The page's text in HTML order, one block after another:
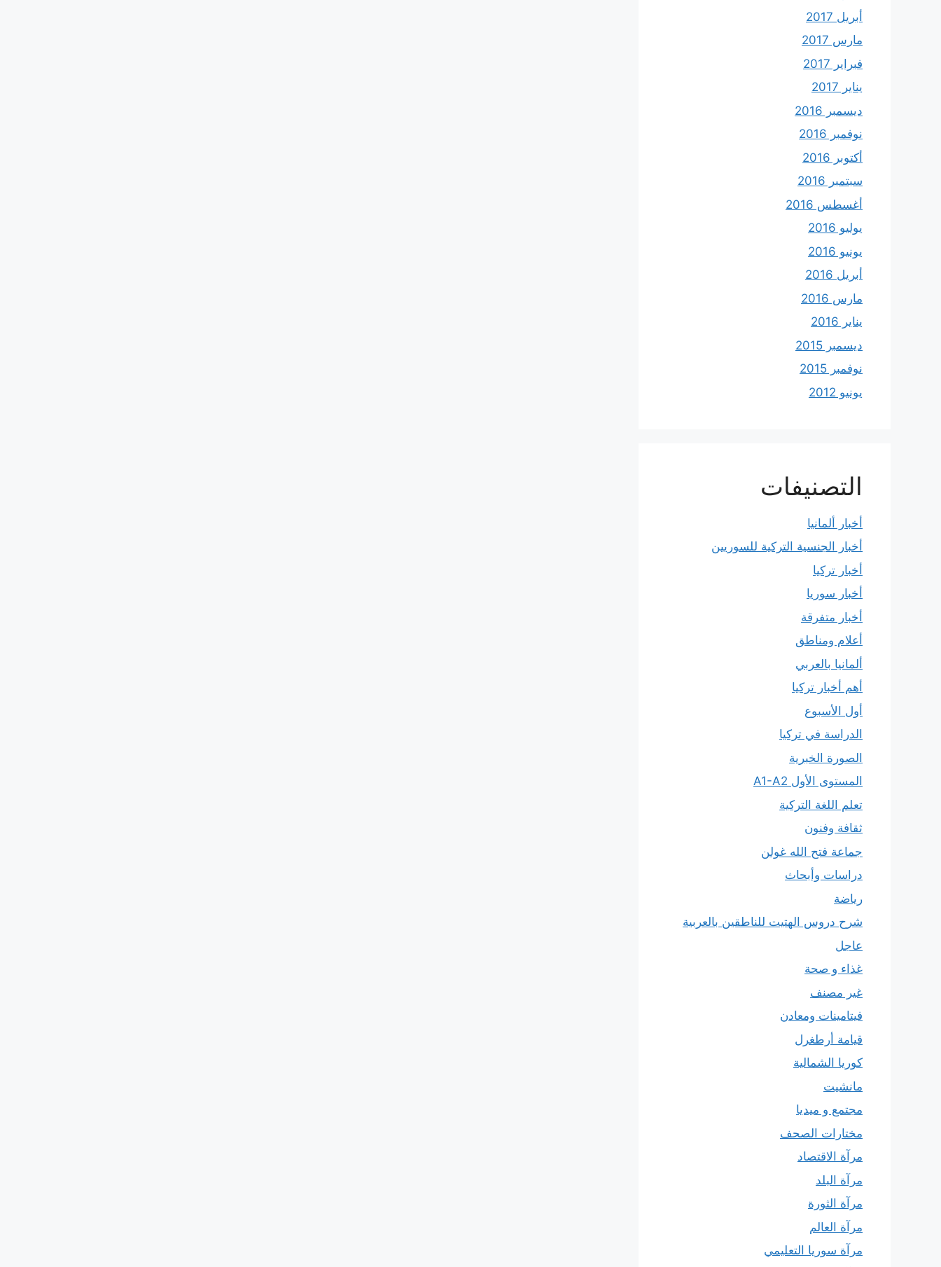
أبريل 2017
مارس 2017
فبراير 2017
يناير 2017
ديسمبر 2016
نوفمبر 2016
أكتوبر 2016
سبتمبر 2016
أغسطس 2016
يوليو 2016
يونيو 2016
أبريل 2016
مارس 2016
يناير 2016
ديسمبر 2015
نوفمبر 2015
يونيو 2012
التصنيفات
أخبار ألمانيا
أخبار الجنسية التركية للسوريين
أخبار تركيا
أخبار سوريا
أخبار متفرقة
أعلام ومناطق
ألمانيا بالعربي
أهم أخبار تركيا
أول الأسبوع
الدراسة في تركيا
الصورة الخبرية
المستوى الأول A1-A2
تعلم اللغة التركية
ثقافة وفنون
جماعة فتح الله غولن
دراسات وأبحاث
رياضة
شرح دروس الهتيت للناطقين بالعربية
عاجل
غذاء و صحة
غير مصنف
فيتامينات ومعادن
قيامة أرطغرل
كوريا الشمالية
مانشيت
مجتمع و ميديا
مختارات الصحف
مرآة الاقتصاد
مرآة البلد
مرآة الثورة
مرآة العالم
مرآة سوريا التعليمي